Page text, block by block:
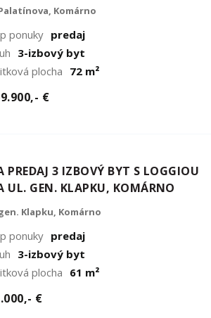
Komárno
ponuky predaj
3-izbový byt
plocha 72 m²
€
PREDAJ 3 IZBOVÝ BYT S LOGGIOU
UL. GEN. KLAPKU, KOMÁRNO
Klapku, Komárno
ponuky predaj
3-izbový byt
plocha 61 m²
€